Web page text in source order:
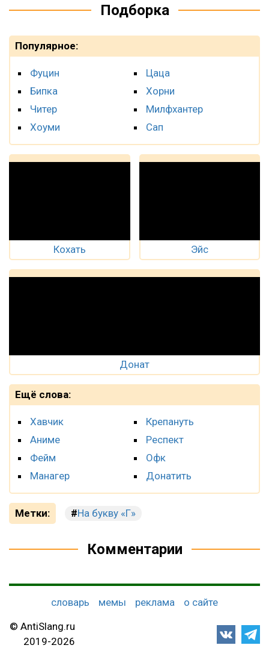
Подборка
Популярное:
Фуцин
Бипка
Читер
Хоуми
Цаца
Хорни
Милфхантер
Сап
Кохать Эйс
Донат
Ещё слова:
Хавчик
Аниме
Фейм
Манагер
Крепануть
Респект
Офк
Донатить
Метки: На букву «Г»
Комментарии
© AntiSlang.ru
2019-2026
словарь мемы реклама о сайте